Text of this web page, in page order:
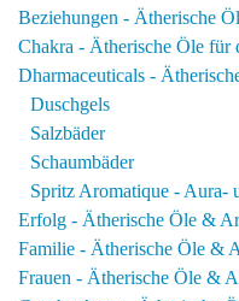
Beziehungen - Ätherische
Chakra - Ätherische Öle für
Dharmaceuticals -
Duschgels
Salzbäder
Schaumbäder
Spritz Aromatique - Aura-
Erfolg - Ätherische Öle &
Familie - Ätherische Öle &
Frauen - Ätherische Öle &